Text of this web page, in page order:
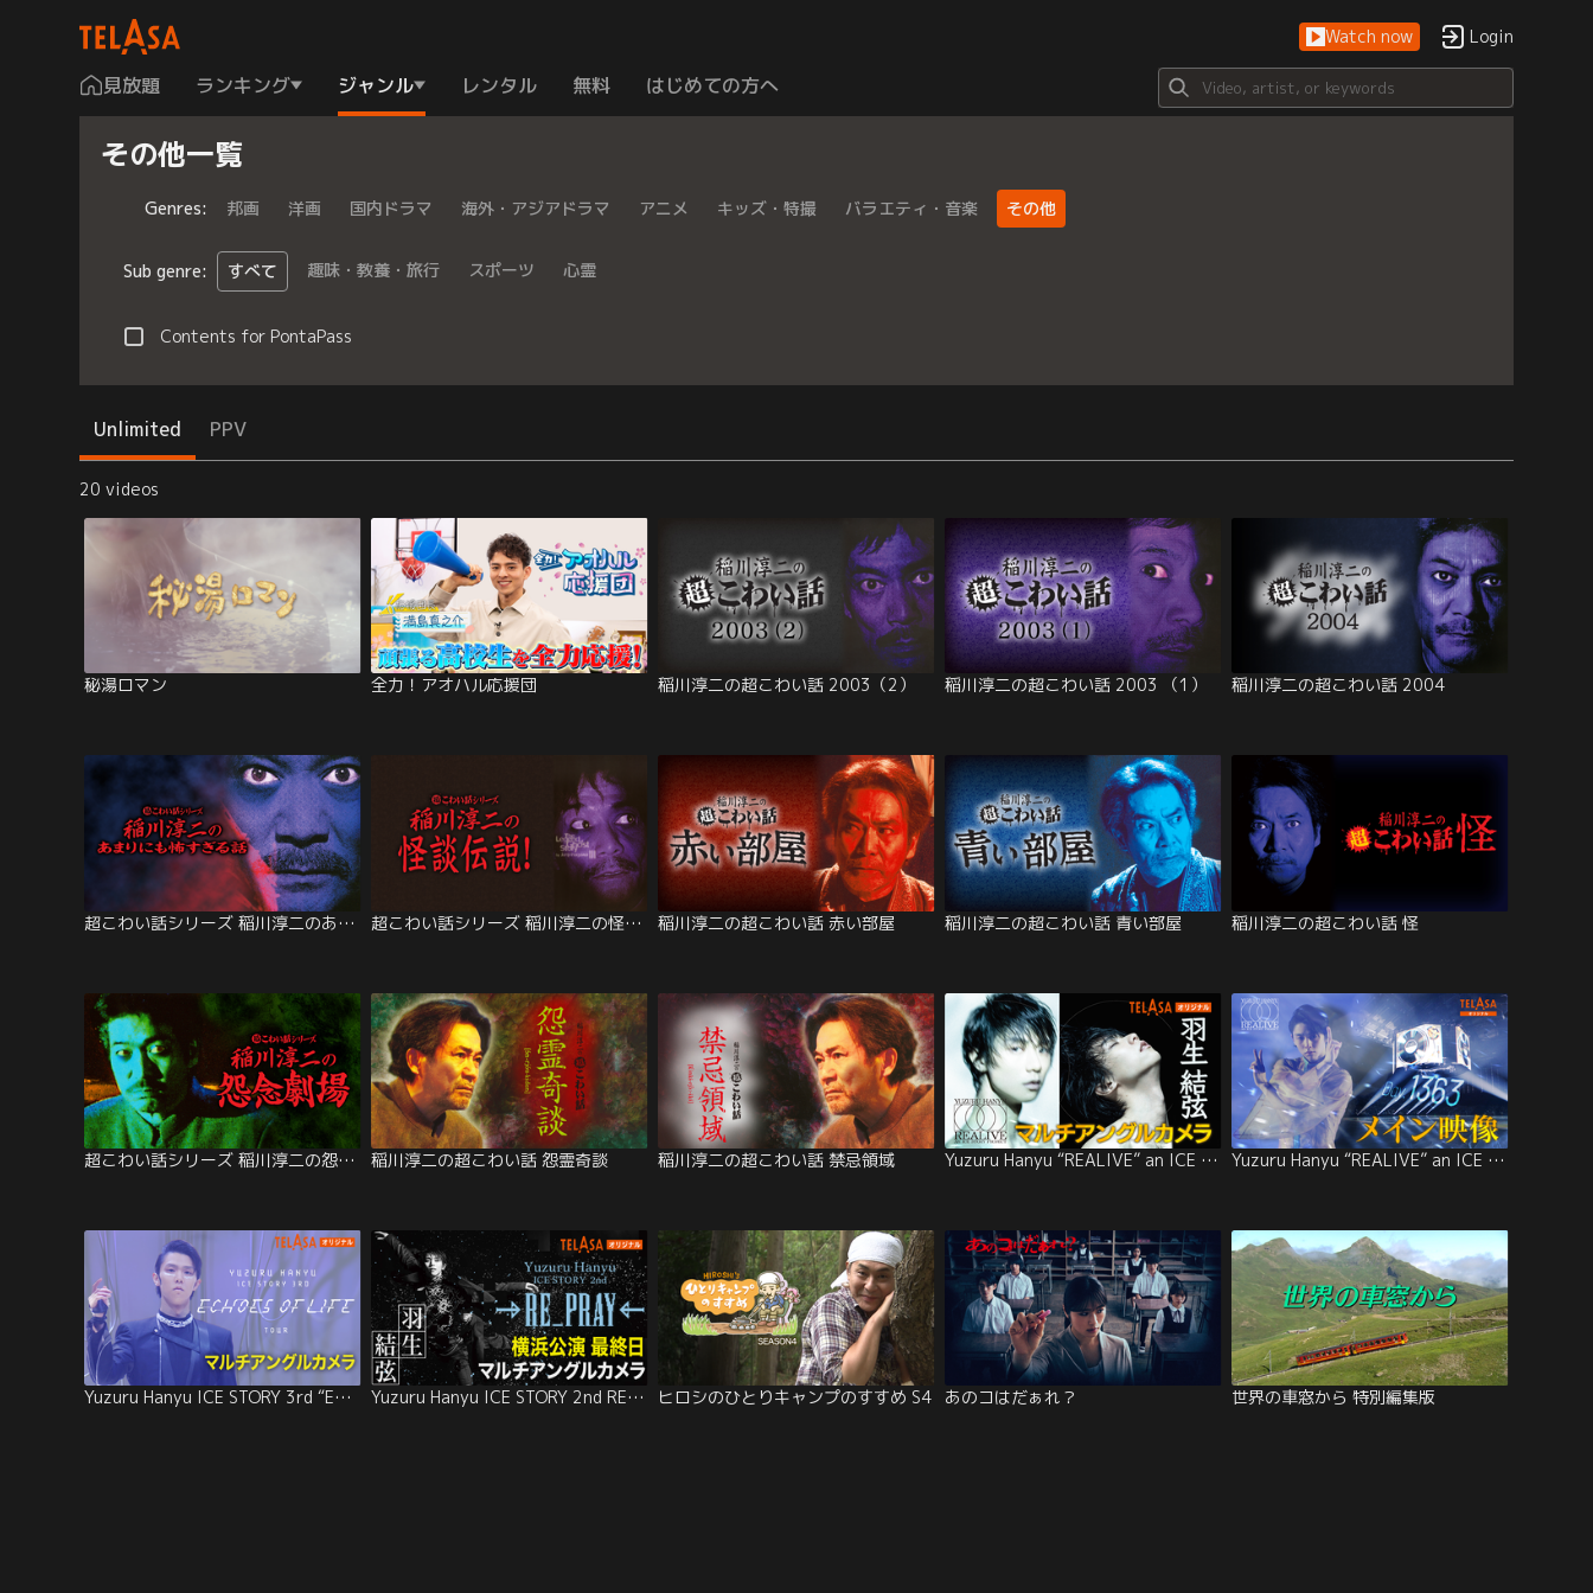
Watch now Login
見放題 ランキング ジャンル レンタル 無料 はじめての方へ
その他一覧
Genres: 邦画 洋画 国内ドラマ 海外・アジアドラマ アニメ キッズ・特撮 バラエティ・音楽 その他
Sub genre: すべて 趣味・教養・旅行 スポーツ 心霊
Contents for PontaPass
Unlimited PPV
20 videos
秘湯ロマン 全力！アオハル応援団 稲川淳二の超こわい話 2003（2） 稲川淳二の超こわい話 2003 （1） 稲川淳二の超こわい話 2004
超こわい話シリーズ 稲川淳二のあまり… 超こわい話シリーズ 稲川淳二の怪談伝説！ 稲川淳二の超こわい話 赤い部屋 稲川淳二の超こわい話 青い部屋 稲川淳二の超こわい話 怪
超こわい話シリーズ 稲川淳二の怨念劇場 稲川淳二の超こわい話 怨霊奇談 稲川淳二の超こわい話 禁忌領域 Yuzuru Hanyu “REALIVE” an ICE STORY project Yuzuru Hanyu “REALIVE” an ICE STORY project 4月12日公演 アーカイブ映像
Yuzuru Hanyu ICE STORY 3rd “Echoes of Life” TOUR Yuzuru Hanyu ICE STORY 2nd RE_PRAY ヒロシのひとりキャンプのすすめ S4 あのコはだぁれ？ 世界の車窓から 特別編集版